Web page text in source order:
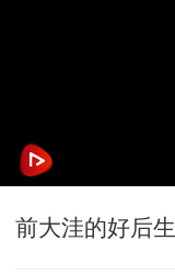
前大洼的好后生